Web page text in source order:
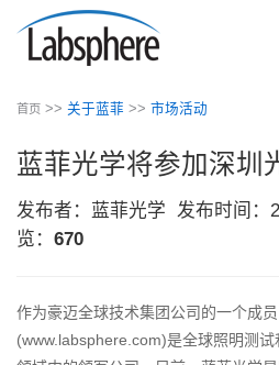
首页 >> 关于蓝菲 >> 市场活动
蓝菲光学将参加深圳
发布者：蓝菲光学 发布时间：
览： 670
作为豪迈全球技术集团公司的一个成
(www.labsphere.com)是全球照明测